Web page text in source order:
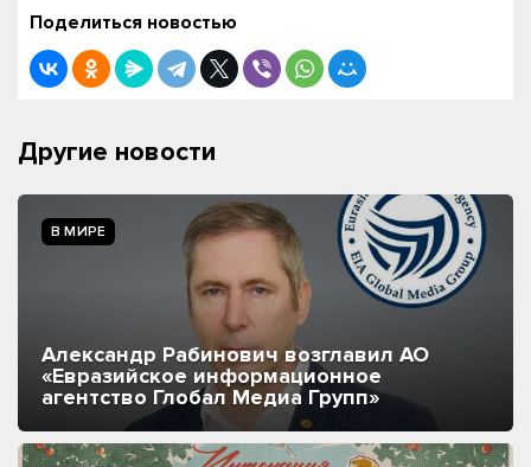
Поделиться новостью
Другие новости
В МИРЕ
Александр Рабинович возглавил АО
«Евразийское информационное
агентство Глобал Медиа Групп»